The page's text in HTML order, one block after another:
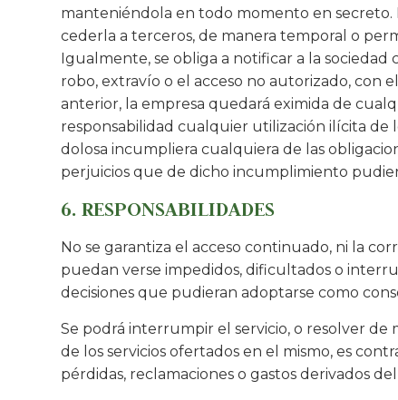
manteniéndola en todo momento en secreto.
cederla a terceros, de manera temporal o
Igualmente, se obliga a notificar a la
robo, extravío o el acceso no autorizado, con
anterior, la empresa quedará eximida de
responsabilidad cualquier utilización ilícita de
dolosa incumpliera cualquiera de las
perjuicios que de dicho incumplimiento
6. RESPONSABILIDADES
No se garantiza el acceso continuado, ni la
puedan verse impedidos, dificultados o
decisiones que pudieran adoptarse como
Se podrá interrumpir el servicio, o resolver de
de los servicios ofertados en el mismo, es
pérdidas, reclamaciones o gastos derivados